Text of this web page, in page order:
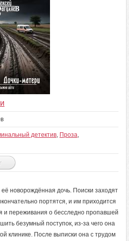
детектив, Проза,
новорождённая дочь. Поиски заходят
портятся, и им приходится
и переживания о бесследно пропавшей
безумный поступок, из-за чего она
клинике. После выписки она с трудом